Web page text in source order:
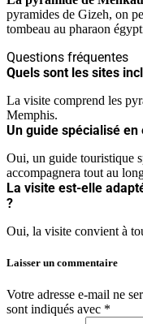
pyramides de Gizeh, on
tombeau au pharaon
Questions fréquentes
Quels sont les sites
La visite comprend les
Memphis.
Un guide spécialisé
Oui, un guide touristique
accompagnera tout au
La visite est-elle
?
Oui, la visite convient à
Laisser un commentaire
Votre adresse e-mail ne
sont indiqués avec *